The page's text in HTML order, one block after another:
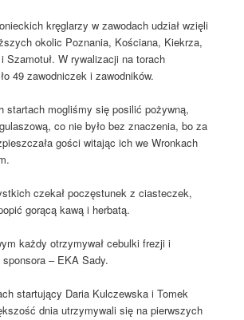
kręglarzy w zawodach udział wzięli
okolic Poznania, Kościana, Kiekrza,
Szamotuł. W rywalizacji na torach
49 zawodniczek i zawodników.
startach mogliśmy się posilić pożywną,
co nie było bez znaczenia, bo za
gości witając ich we Wronkach
czekał poczęstunek z ciasteczek,
gorącą kawą i herbatą.
każdy otrzymywał cebulki frezji i
– EKA Sady.
startujący Daria Kulczewska i Tomek
dnia utrzymywali się na pierwszych